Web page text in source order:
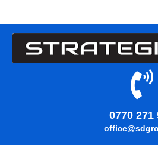
0770 271